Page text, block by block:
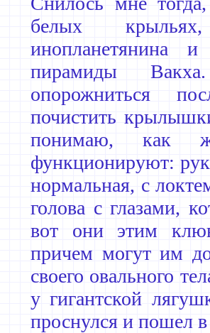
белых
инопланетянина
пирамиды
опорожниться
почистить
понимаю, как
функционируют:
нормальная, с
голова с глазами,
вот они этим
причем могут им
своего овального
у гигантской
проснулся и пошел